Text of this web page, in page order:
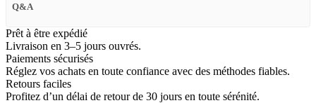
Q&A
Prêt à être expédié
Livraison en 3–5 jours ouvrés.
Paiements sécurisés
Réglez vos achats en toute confiance avec des méthodes fiables.
Retours faciles
Profitez d’un délai de retour de 30 jours en toute sérénité.